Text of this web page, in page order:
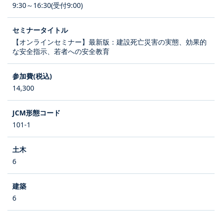
9:30～16:30(受付9:00)
【オンラインセミナー】最新版：建設死亡災害の実態、効果的
な安全指示、若者への安全教育
14,300
101-1
6
6